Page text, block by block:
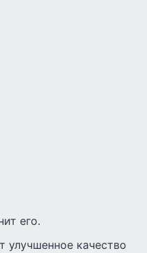
его.
улучшенное качество